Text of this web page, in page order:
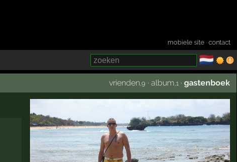
mobiele site ·contact
🇳🇱
vrienden ,9 ·album ,1 ·gastenboek